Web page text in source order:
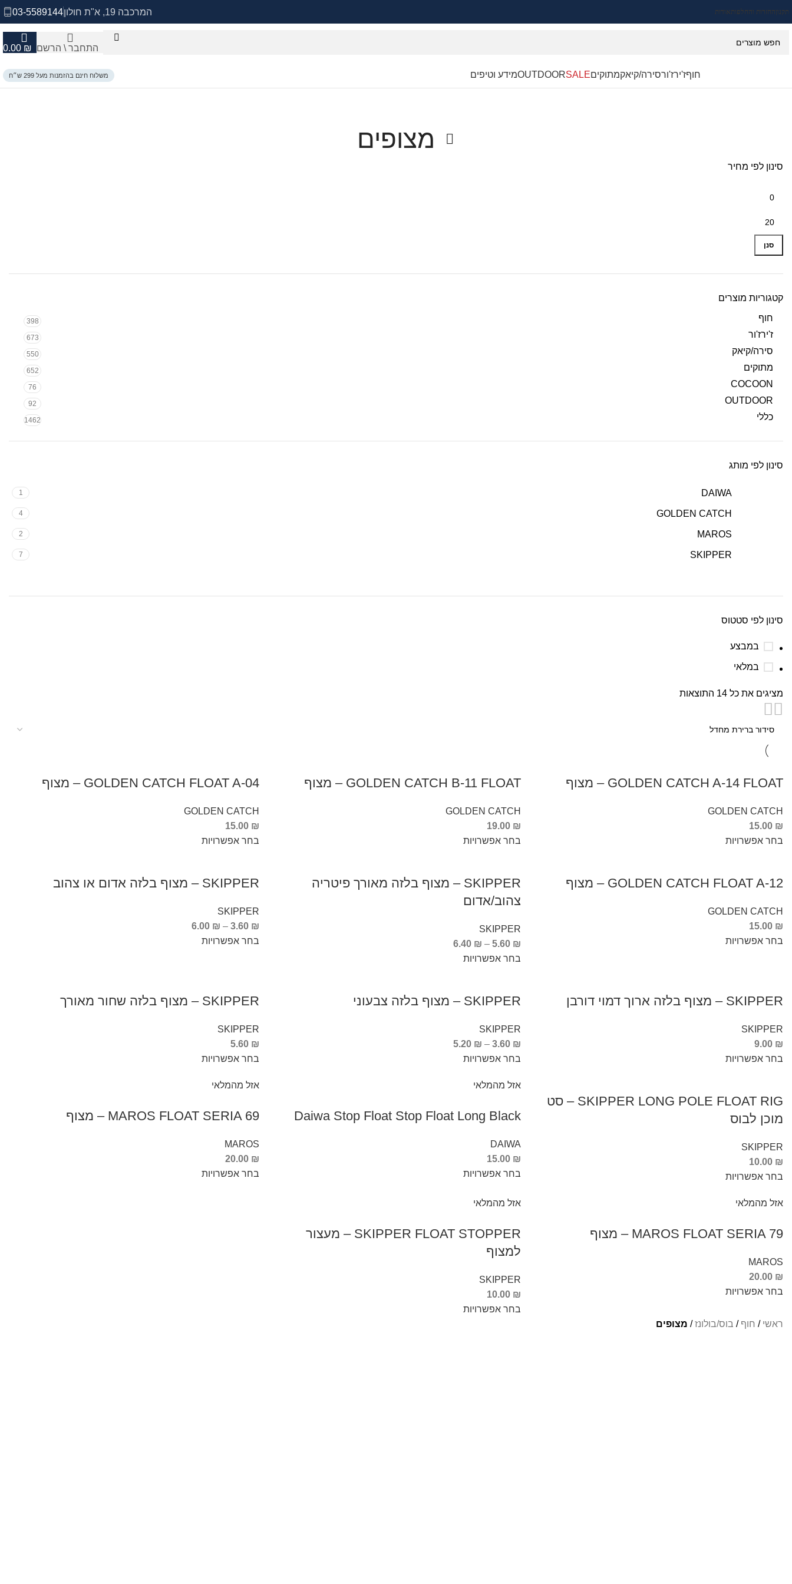
תקנוןהחזרות והחלפותאודות המרכבה 19, א"ת חולון 03-5589144
התחבר \ הרשם 0.00 ₪
חוףז'ירז'ורסירה/קיאקמתוקיםSALE
OUTDOORמידע וטיפים משלוח חינם בהזמנות מעל 299 ש״ח
מצופים
סינון לפי מחיר
סנן
קטגוריות מוצרים
חוף
398
ז'ירז'ור 673
סירה/קיאק 550
מתוקים 652
COCOON
76
OUTDOOR
92
כללי 1462
סינון לפי מותג
DAIWA
1
GOLDEN CATCH
4
MAROS
2
SKIPPER
7
סינון לפי סטטוס
במבצע
במלאי
מציגים את כל ⁦14⁩ התוצאות
GOLDEN CATCH A-14 FLOAT – מצוף
GOLDEN CATCH
15.00 ₪
בחר אפשרויות
GOLDEN CATCH B-11 FLOAT – מצוף
GOLDEN CATCH
19.00 ₪
בחר אפשרויות
GOLDEN CATCH FLOAT A-04 – מצוף
GOLDEN CATCH
15.00 ₪
בחר אפשרויות
GOLDEN CATCH FLOAT A-12 – מצוף
GOLDEN CATCH
15.00 ₪
בחר אפשרויות
SKIPPER – מצוף בלזה מאורך פיטריה
צהוב/אדום
SKIPPER
5.60 ₪
–
6.40 ₪
בחר אפשרויות
SKIPPER – מצוף בלזה אדום או צהוב
SKIPPER
3.60 ₪
–
6.00 ₪
בחר אפשרויות
SKIPPER – מצוף בלזה ארוך דמוי דורבן
SKIPPER
9.00 ₪
בחר אפשרויות
SKIPPER – מצוף בלזה צבעוני
SKIPPER
3.60 ₪
–
5.20 ₪
בחר אפשרויות
SKIPPER – מצוף בלזה שחור מאורך
SKIPPER
5.60 ₪
בחר אפשרויות
SKIPPER LONG POLE FLOAT RIG – סט
מוכן לבוס
SKIPPER
10.00 ₪
בחר אפשרויות
אזל מהמלאי
Daiwa Stop Float Stop Float Long Black
DAIWA
15.00 ₪
בחר אפשרויות
אזל מהמלאי
MAROS FLOAT SERIA 69 – מצוף
MAROS
20.00 ₪
בחר אפשרויות
אזל מהמלאי
MAROS FLOAT SERIA 79 – מצוף
MAROS
20.00 ₪
בחר אפשרויות
אזל מהמלאי
SKIPPER FLOAT STOPPER – מעצור
למצוף
SKIPPER
10.00 ₪
בחר אפשרויות
ראשי / חוף / בוס/בולונז/ מצופים